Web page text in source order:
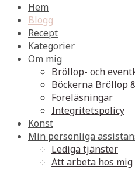
Hem
Blogg
Recept
Kategorier
Om mig
Bröllop- och
Böckerna Bröllop
Föreläsningar
Integritetspolicy
Konst
Min personliga
Lediga tjänster
Att arbeta hos mig